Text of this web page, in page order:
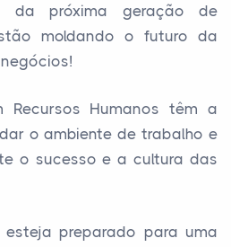
da próxima geração de
moldando o futuro da
Recursos Humanos têm a
o ambiente de trabalho e
o sucesso e a cultura das
preparado para uma